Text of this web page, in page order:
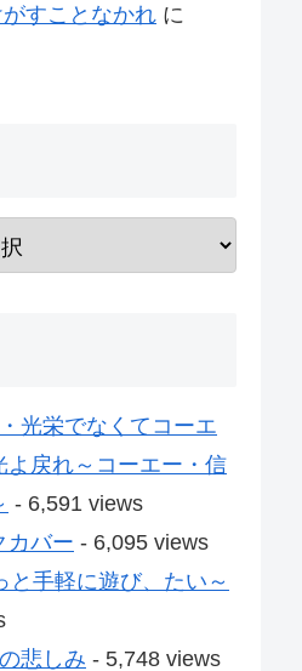
すことなかれ に
光栄でなくてコーエ
よ戻れ～コーエー・信
- 6,591 views
カバー - 6,095 views
と手軽に遊び、たい～
悲しみ - 5,748 views